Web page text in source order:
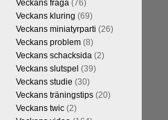
Veckans fråga(76)
Veckans kluring (69)
Veckans miniatyrparti (26)
Veckans problem(8)
Veckans schacksida(2)
Veckans slutspel (39)
Veckans studie (30)
Veckans träningstips(20)
Veckans twic(2)